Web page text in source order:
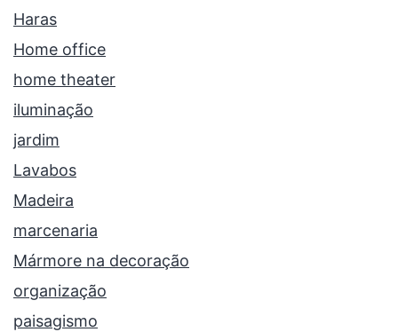
Haras
Home office
home theater
iluminação
jardim
Lavabos
Madeira
marcenaria
Mármore na decoração
organização
paisagismo